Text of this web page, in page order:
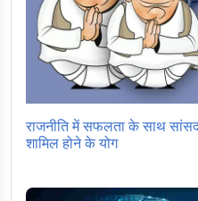
राजनीति में सफलता के साथ
शामिल होने के योग